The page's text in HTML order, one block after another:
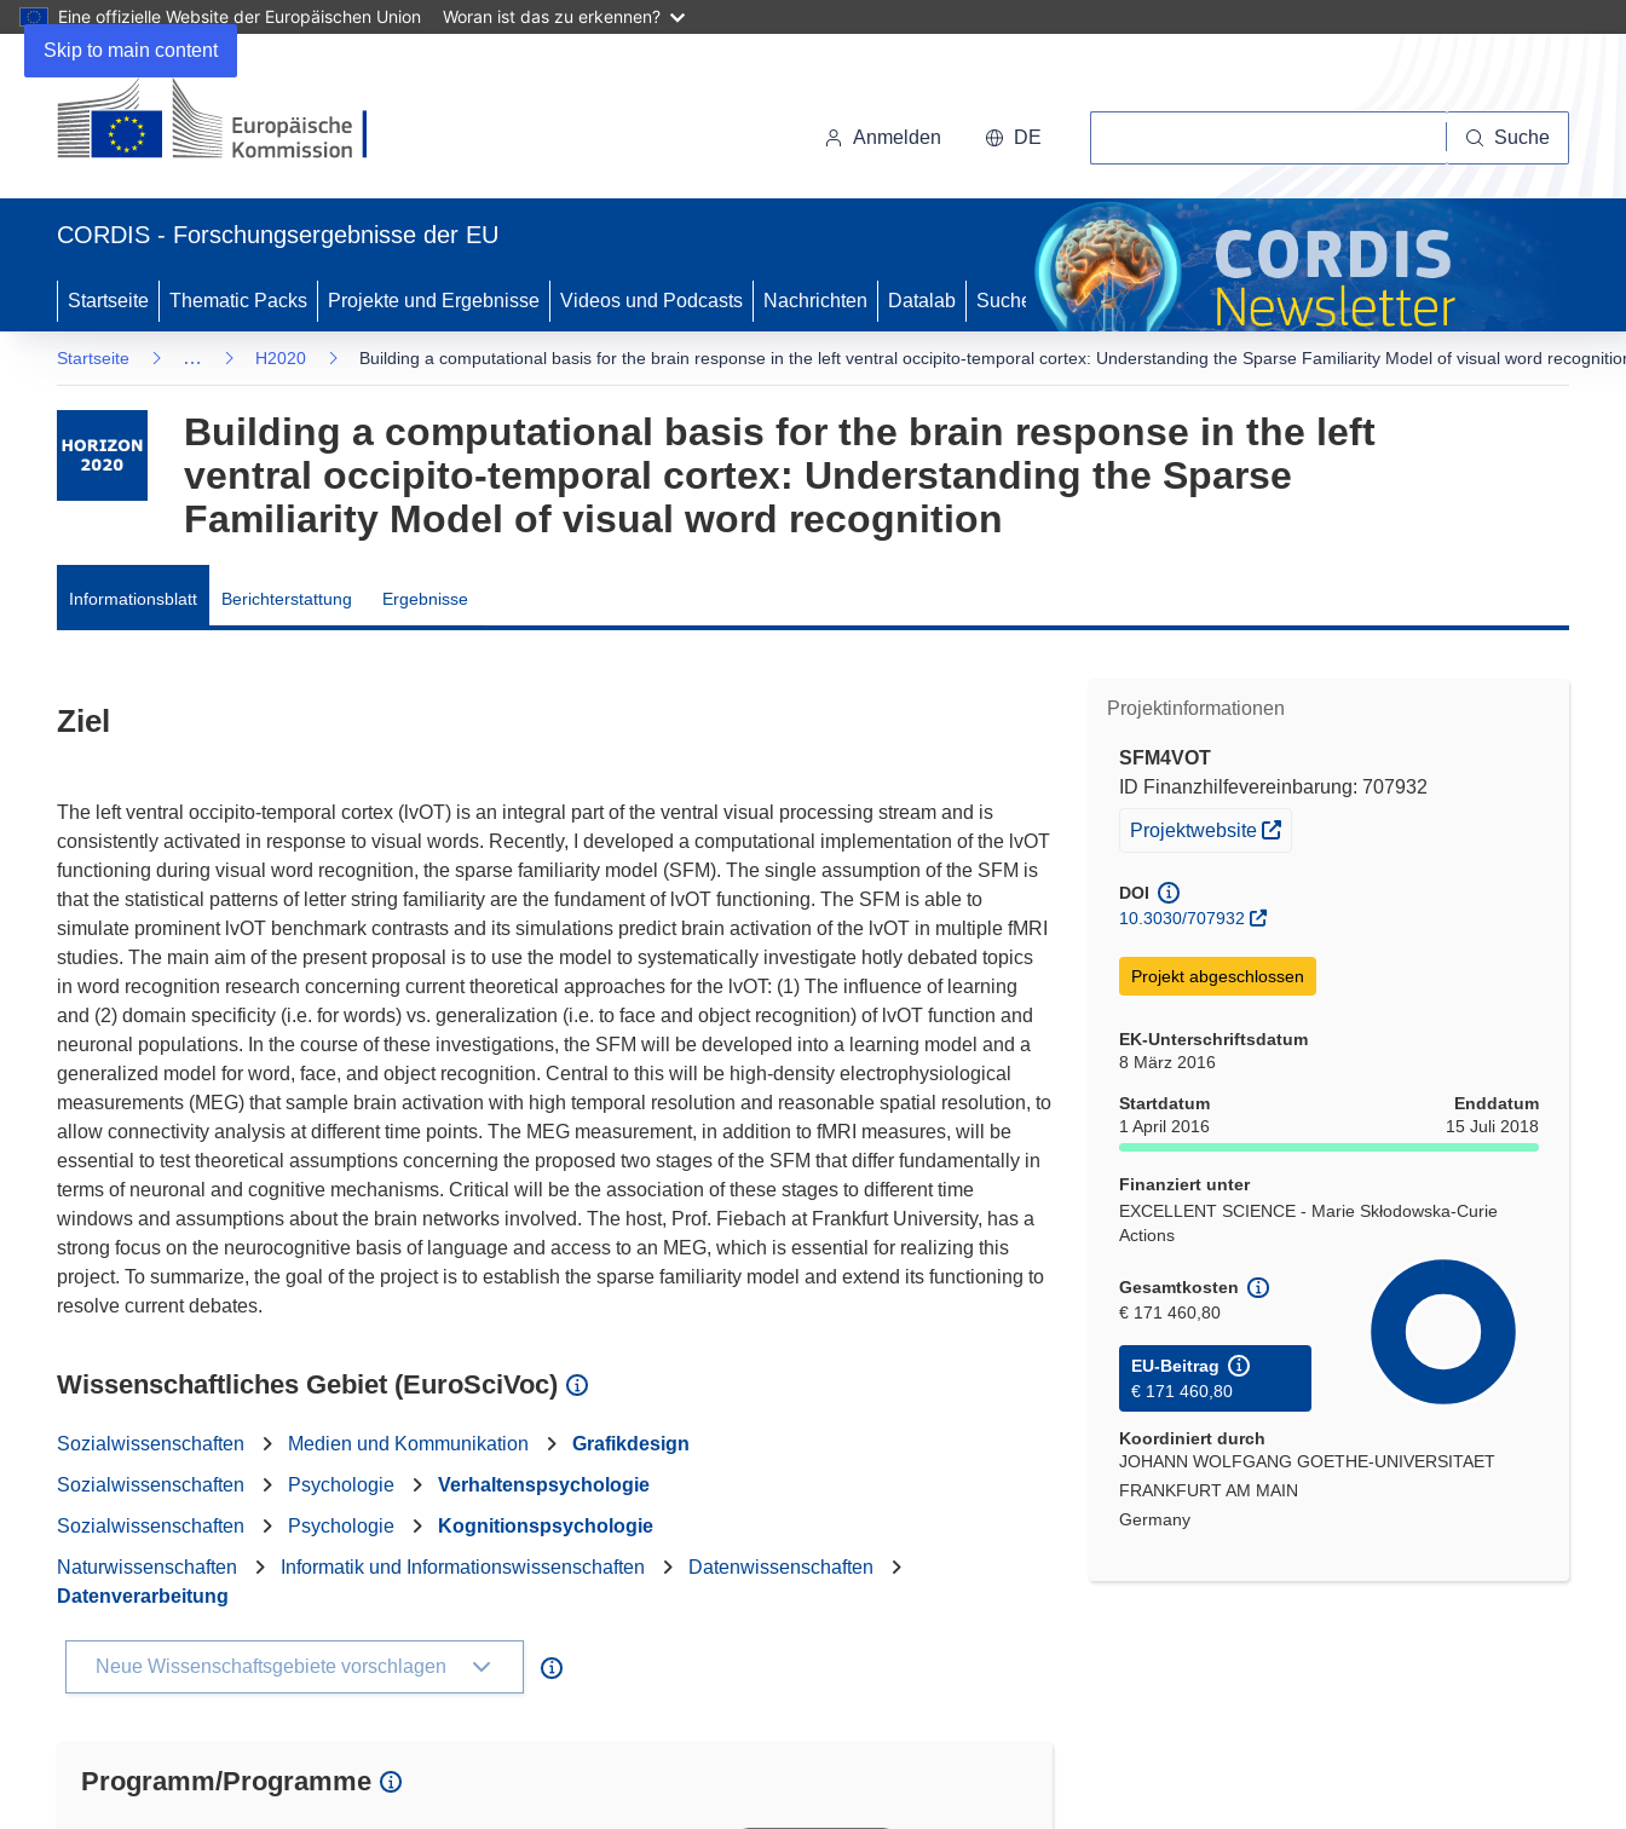
Skip to main content
Eine offizielle Website der Europäischen Union Woran ist das zu erkennen?
Anmelden DE Suche
CORDIS - Forschungsergebnisse der EU
Startseite Thematic Packs Projekte und Ergebnisse Videos und Podcasts Nachrichten Datalab Suche
Startseite … H2020 Building a computational basis for the brain response in the left ventral occipito-temporal cortex: Understanding the Sparse Familiarity Model of visual word
Building a computational basis for the brain response in the left
ventral occipito-temporal cortex: Understanding the Sparse
Familiarity Model of visual word recognition
Informationsblatt Berichterstattung Ergebnisse
Projektinformationen
SFM4VOT
ID Finanzhilfevereinbarung: 707932
(öffnet in neuem Fenster)
Projektwebsite
DOI
10.3030/707932
Projekt abgeschlossen
EK-Unterschriftsdatum
8 März 2016
Startdatum
1 April 2016
Enddatum
15 Juli 2018
Finanziert unter
EXCELLENT SCIENCE - Marie Skłodowska-Curie
Actions
Gesamtkosten
€ 171 460,80
EU-Beitrag
€ 171 460,80
Koordiniert durch
JOHANN WOLFGANG GOETHE-UNIVERSITAET
FRANKFURT AM MAIN
Germany
Ziel
The left ventral occipito-temporal cortex (lvOT) is an integral part of the ventral visual processing stream and is
consistently activated in response to visual words. Recently, I developed a computational implementation of the lvOT
functioning during visual word recognition, the sparse familiarity model (SFM). The single assumption of the SFM is
that the statistical patterns of letter string familiarity are the fundament of lvOT functioning. The SFM is able to
simulate prominent lvOT benchmark contrasts and its simulations predict brain activation of the lvOT in multiple fMRI
studies. The main aim of the present proposal is to use the model to systematically investigate hotly debated topics
in word recognition research concerning current theoretical approaches for the lvOT: (1) The influence of learning
and (2) domain specificity (i.e. for words) vs. generalization (i.e. to face and object recognition) of lvOT function and
neuronal populations. In the course of these investigations, the SFM will be developed into a learning model and a
generalized model for word, face, and object recognition. Central to this will be high-density electrophysiological
measurements (MEG) that sample brain activation with high temporal resolution and reasonable spatial resolution, to
allow connectivity analysis at different time points. The MEG measurement, in addition to fMRI measures, will be
essential to test theoretical assumptions concerning the proposed two stages of the SFM that differ fundamentally in
terms of neuronal and cognitive mechanisms. Critical will be the association of these stages to different time
windows and assumptions about the brain networks involved. The host, Prof. Fiebach at Frankfurt University, has a
strong focus on the neurocognitive basis of language and access to an MEG, which is essential for realizing this
project. To summarize, the goal of the project is to establish the sparse familiarity model and extend its functioning to
Wissenschaftliches Gebiet (EuroSciVoc)
Sozialwissenschaften Medien und Kommunikation
Grafikdesign
Sozialwissenschaften
Psychologie
Verhaltenspsychologie
Sozialwissenschaften
Psychologie
Kognitionspsychologie
Naturwissenschaften
Informatik und Informationswissenschaften
Datenwissenschaften
Datenverarbeitung
Neue Wissenschaftsgebiete vorschlagen
Programm/Programme